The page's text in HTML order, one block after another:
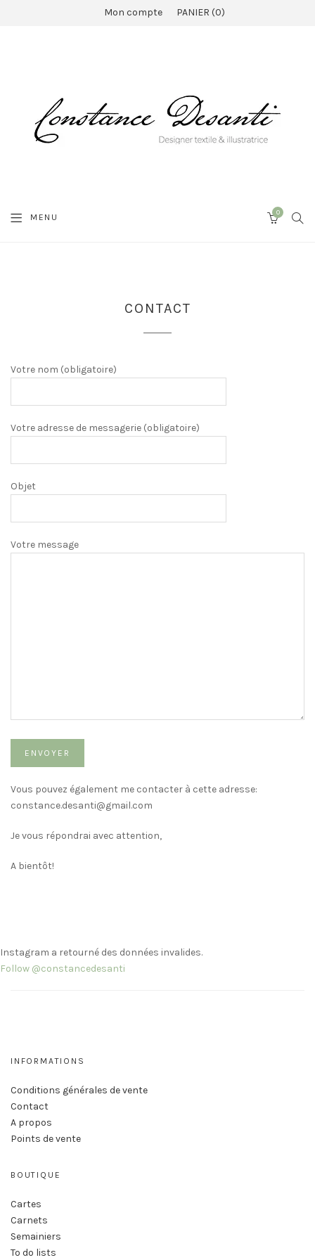
Mon compte PANIER 0
MENU 0
CONTACT
Votre nom (obligatoire)
Votre adresse de messagerie (obligatoire)
Objet
Votre message
Vous pouvez également me contacter à cette adresse:
constance.desanti@gmail.com
Je vous répondrai avec attention,
A bientôt!
Instagram a retourné des données invalides.
Follow @constancedesanti
INFORMATIONS
Conditions générales de vente
Contact
A propos
Points de vente
BOUTIQUE
Cartes
Carnets
Semainiers
To do lists